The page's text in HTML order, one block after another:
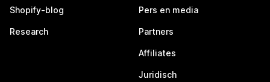
Shopify-blog
Research
Pers en media
Partners
Affiliates
Juridisch